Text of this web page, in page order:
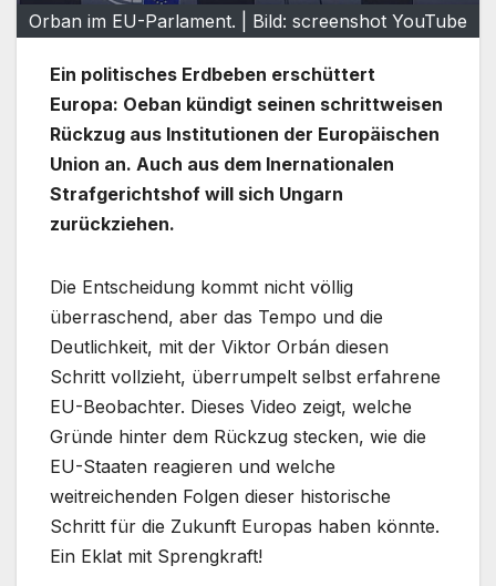
Orban im EU-Parlament. | Bild: screenshot YouTube
Ein politisches Erdbeben erschüttert
Europa: Oeban kündigt seinen schrittweisen
Rückzug aus Institutionen der Europäischen
Union an. Auch aus dem Inernationalen
Strafgerichtshof will sich Ungarn
zurückziehen.
Die Entscheidung kommt nicht völlig
überraschend, aber das Tempo und die
Deutlichkeit, mit der Viktor Orbán diesen
Schritt vollzieht, überrumpelt selbst erfahrene
EU-Beobachter. Dieses Video zeigt, welche
Gründe hinter dem Rückzug stecken, wie die
EU-Staaten reagieren und welche
weitreichenden Folgen dieser historische
Schritt für die Zukunft Europas haben könnte.
Ein Eklat mit Sprengkraft!